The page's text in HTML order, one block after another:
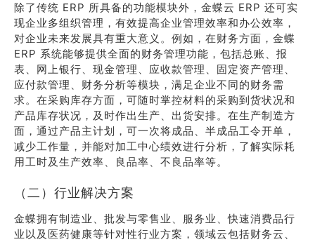
除了传统 ERP 所具备的功能模块外，金蝶云 ERP 还可实
现企业多组织管理，有效提高企业管理效率和办公效率，
对企业未来发展具有重大意义。例如，在财务方面，金蝶
ERP 系统能够提供全面的财务管理功能，包括总账、报
表、网上银行、现金管理、应收款管理、固定资产管理、
应付款管理、财务分析等模块，满足企业不同的财务需
求。在采购库存方面，可随时掌控材料的采购到货状况和
产品库存状况，及时作出生产、出货安排。在生产制造方
面，通过产品主计划，可一次将成品、半成品工令开单，
减少工作量，并能对加工中心绩效进行分析，了解实际耗
用工时及生产效率、良品率、不良品率等。
（二）行业解决方案
金蝶拥有制造业、批发与零售业、服务业、快速消费品行
业以及医药健康等针对性行业方案，领域云包括财务云、